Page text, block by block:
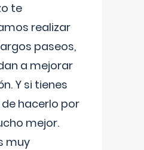
te
realizar
paseos,
a mejorar
Y si tienes
hacerlo por
mejor.
muy